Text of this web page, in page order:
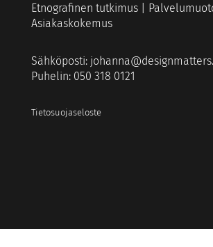
Etnografinen tutkimus |
Asiakaskokemus
Sähköposti:
Puhelin: 050 318 0121
Tietosuojaseloste